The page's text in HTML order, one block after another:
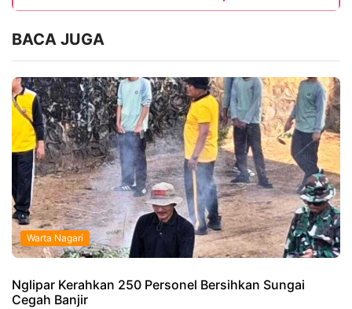
BACA JUGA
Warta Nagari
Nglipar Kerahkan 250 Personel Bersihkan Sungai
Cegah Banjir